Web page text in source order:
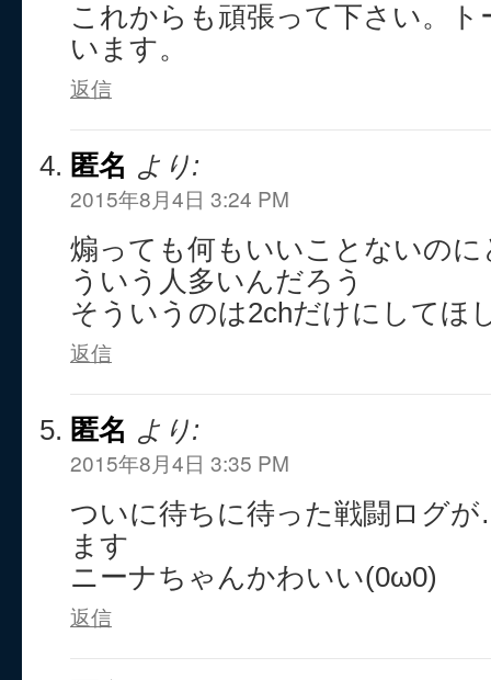
これからも頑張って下さい。
います。
返信
匿名 より:
2015年8月4日 3:24 PM
煽っても何もいいことないの
ういう人多いんだろう
そういうのは2chだけにしてほ
返信
匿名 より:
2015年8月4日 3:35 PM
ついに待ちに待った戦闘ログ
ます
ニーナちゃんかわいい(0ω0)
返信